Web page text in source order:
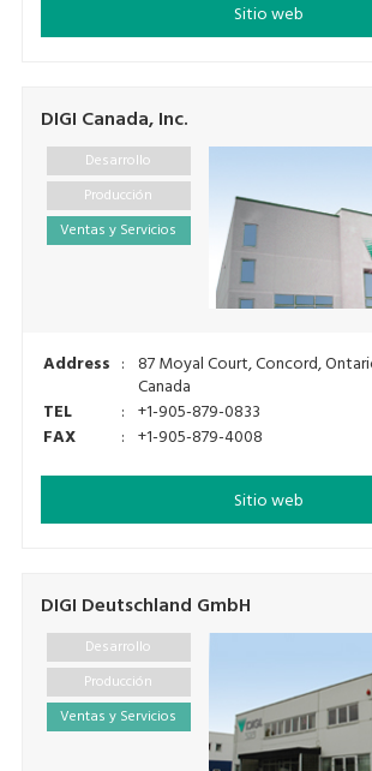
Sitio web
DIGI Canada, Inc.
Desarrollo
Producción
Ventas y Servicios
Address : 87 Moyal Court, Concord,
Canada
TEL
: +1-905-879-0833
FAX
: +1-905-879-4008
Sitio web
DIGI Deutschland GmbH
Desarrollo
Producción
Ventas y Servicios